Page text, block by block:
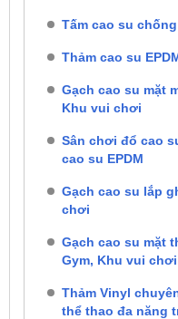
Tấm cao su
Thảm cao su
Gạch cao su mặt
Khu vui chơi
Sân chơi đổ cao
cao su EPDM
Gạch cao su lắp
chơi
Gạch cao su mặt
Gym, Khu vui chơi
Thảm Vinyl
thể thao đa năng